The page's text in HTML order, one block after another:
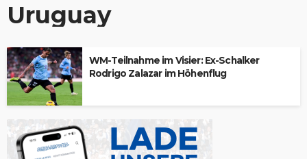
Uruguay
WM-Teilnahme im Visier: Ex-Schalker
Rodrigo Zalazar im Höhenflug